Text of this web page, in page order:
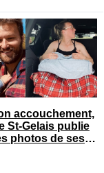
accouchement,
St-Gelais publie
photos de ses